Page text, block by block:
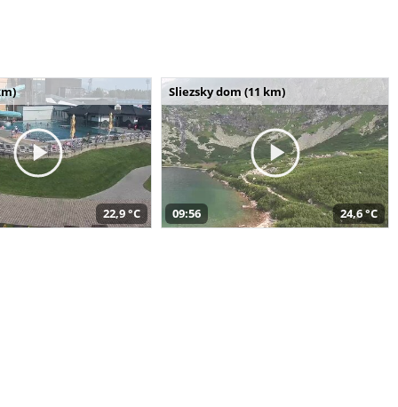
22,9 °C
Sliezsky dom (11 km)
09:56 24,6 °C